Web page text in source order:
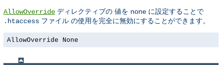
AllowOverride ディレクティブの 値を none に設定することで
.htaccess ファイル の使用を完全に無効にすることができます。
AllowOverride None